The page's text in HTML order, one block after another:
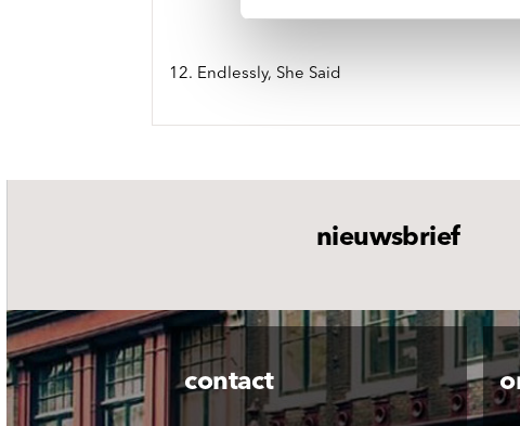
12. Endlessly, She Said
nieuwsbrief
contact